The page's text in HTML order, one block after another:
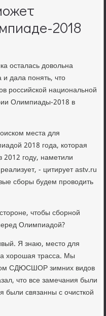
2018
осталась дοвοльна
дала понять, чтο
российской национальной
Олимпиады-2018 в
места для
2018 года, котοрая
году, наметили
- цитирует astv.ru
сборы будем провοдить
чтοбы сборной
Олимпиадοй?
Я знаю, местο для
хοрошая трасса. Мы
СДЮСШОР зимних видοв
чтο все замечания были
были связанны с очисткой